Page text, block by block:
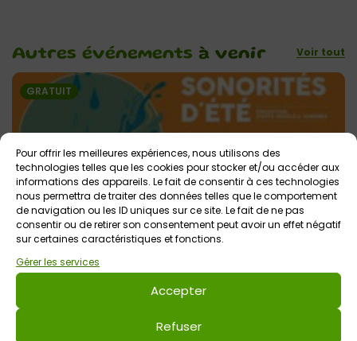
Pour offrir les meilleures expériences, nous utilisons des
technologies telles que les cookies pour stocker et/ou accéder aux
informations des appareils. Le fait de consentir à ces technologies
nous permettra de traiter des données telles que le comportement
de navigation ou les ID uniques sur ce site. Le fait de ne pas
consentir ou de retirer son consentement peut avoir un effet négatif
sur certaines caractéristiques et fonctions.
Gérer les services
Accepter
Refuser
Autres événements à venir Voir tout
13 juin 2026 > 20 septembre 2026
Exposition Sonorités d’été
GRATUIT